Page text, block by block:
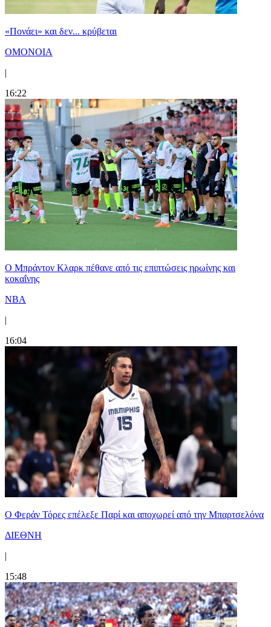
«Πονάει» και δεν... κρύβεται
ΟΜΟΝΟΙΑ
|
16:22
Ο Μπράντον Κλαρκ πέθανε από τις επιπτώσεις ηρωίνης και
κοκαΐνης
NBA
|
16:04
Ο Φεράν Τόρες επέλεξε Παρί και αποχωρεί από την Μπαρτσελόνα
ΔΙΕΘΝΗ
|
15:48